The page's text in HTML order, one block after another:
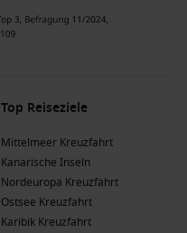
Top Reiseziele
Mittelmeer Kreuzfahrt
Kanarische Inseln
Nordeuropa Kreuzfahrt
Ostsee Kreuzfahrt
Karibik Kreuzfahrt